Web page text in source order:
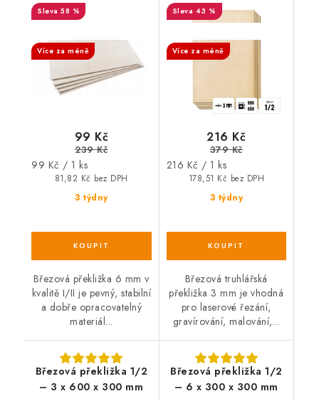
58 %
Více za méně
3 týdny
81,82 Kč bez DPH
99 Kč
239 Kč
Měrná
99 Kč / 1 ks
Březová překližka 6 mm v
kvalitě I/II je pevný, stabilní
a dobře opracovatelný
materiál...
43 %
Více za méně
3 týdny
178,51 Kč bez DPH
216 Kč
379 Kč
Měrná
216 Kč / 1 ks
Březová truhlářská
překližka 3 mm je vhodná
pro laserové řezání,
gravírování, malování,...
Březová překližka 1/2
– 3 x 600 x 300 mm
Březová překližka 1/2
– 6 x 300 x 300 mm